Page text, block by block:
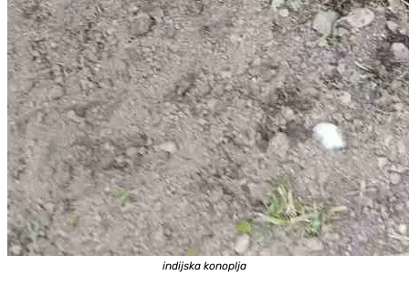
indijska konoplja